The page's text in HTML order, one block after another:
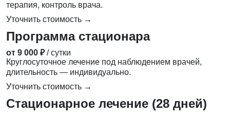
терапия, контроль врача.
Уточнить стоимость →
Программа стационара
от 9 000 ₽ / сутки
Круглосуточное лечение под наблюдением врачей,
длительность — индивидуально.
Уточнить стоимость →
Стационарное лечение (28 дней)